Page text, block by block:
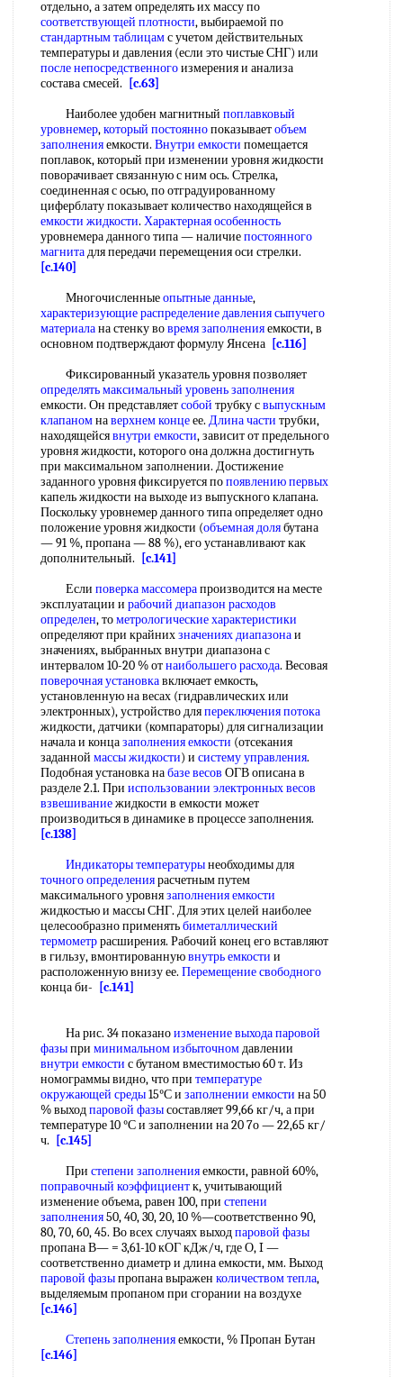
отдельно, а затем определять их массу по
соответствующей плотности, выбираемой по
стандартным таблицамс учетом действительных
температуры и давления (если это чистые СНГ) или
после непосредственногоизмерения и анализа
состава смесей.
[c.63]
Наиболее удобен магнитный поплавковый
уровнемер,который постояннопоказываетобъем
заполненияемкости. Внутри емкости помещается
поплавок, который при изменении уровня жидкости
поворачивает связанную с ним ось. Стрелка,
соединенная с осью, по отградуированному
циферблату показывает количество находящейся в
емкости жидкости. Характерная особенность
уровнемера данного типа — наличиепостоянного
магнитадля передачи перемещения оси стрелки.
[c.140]
Многочисленныеопытные данные,
характеризующие распределениедавления сыпучего
материалана стенку вовремя заполненияемкости, в
основном подтверждают формулу Янсена [c.116]
Фиксированный указатель уровня позволяет
определять максимальный уровень заполнения
емкости. Он представляетсобой трубку свыпускным
клапаномнаверхнем концеее. Длина части трубки,
находящейсявнутри емкости, зависит от предельного
уровня жидкости, которого она должна достигнуть
при максимальном заполнении. Достижение
заданного уровня фиксируется попоявлению первых
капель жидкости на выходе из выпускного клапана.
Поскольку уровнемер данного типа определяет одно
положение уровня жидкости (объемная долябутана
— 91 %, пропана — 88 %), его устанавливают как
дополнительный.
[c.141]
Если поверка массомерапроизводится на месте
эксплуатации и рабочий диапазон расходов
определен, тометрологические характеристики
определяют при крайнихзначениях диапазонаи
значениях, выбранных внутри диапазона с
интервалом 10-20 % отнаибольшего расхода. Весовая
поверочная установкавключает емкость,
установленную на весах (гидравлических или
электронных), устройство дляпереключения потока
жидкости, датчики (компараторы) для сигнализации
начала и концазаполнения емкости (отсекания
заданной массы жидкости) и систему управления.
Подобная установка набазе весов ОГВ описана в
разделе 2.1. При использовании электронныхвесов
взвешиваниежидкости в емкости может
производиться в динамике в процессе заполнения.
[c.138]
Индикаторы температурынеобходимы для
точного определениярасчетным путем
максимального уровнязаполнения емкости
жидкостью и массы СНГ. Для этих целей наиболее
целесообразно применятьбиметаллический
термометррасширения. Рабочий конец его вставляют
в гильзу, вмонтированнуювнутрь емкости и
расположенную внизу ее. Перемещение свободного
конца би-
[c.141]
На рис. 34 показаноизменение выходапаровой
фазыпри минимальном избыточномдавлении
внутри емкости с бутаном вместимостью 60 т. Из
номограммы видно, что при температуре
окружающей среды15°С и заполнении емкости на 50
% выходпаровой фазысоставляет 99,66 кг/ч, а при
температуре 10 °С и заполнении на 20 7о — 22,65 кг/
ч.
[c.145]
При степени заполненияемкости, равной 60%,
поправочный коэффициентк, учитывающий
изменение объема, равен 100, при степени
заполнения50, 40, 30, 20, 10 %—соответственно 90,
80, 70, 60, 45. Во всех случаях выходпаровой фазы
пропана В— = 3,61-10 кОГ кДж/ч, где О, I —
соответственно диаметр и длина емкости, мм. Выход
паровой фазыпропана выражен количеством тепла,
выделяемым пропаном при сгорании на воздухе
[c.146]
Степень заполненияемкости, % Пропан Бутан
[c.146]